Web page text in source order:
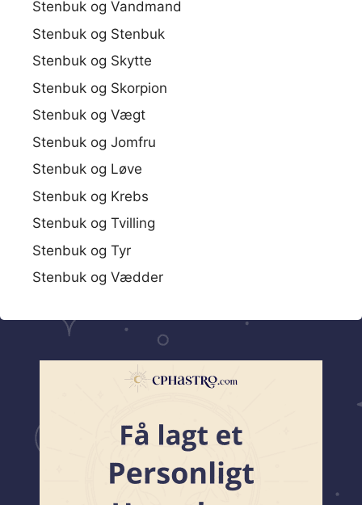
Stenbuk og Vandmand
Stenbuk og Stenbuk
Stenbuk og Skytte
Stenbuk og Skorpion
Stenbuk og Vægt
Stenbuk og Jomfru
Stenbuk og Løve
Stenbuk og Krebs
Stenbuk og Tvilling
Stenbuk og Tyr
Stenbuk og Vædder